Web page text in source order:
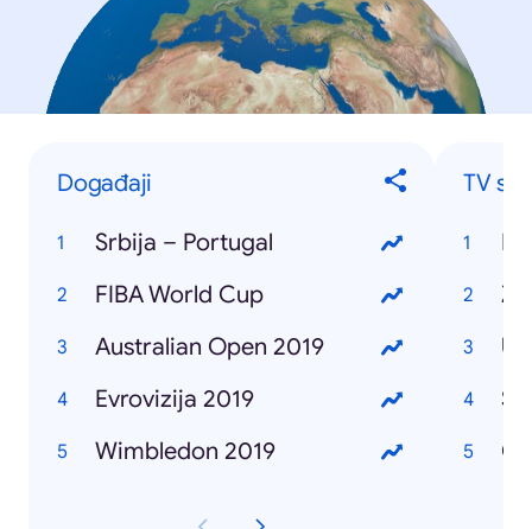
Događaji
Srbija – Portugal
FIBA World Cup
Australian Open 2019
Evrovizija 2019
Wimbledon 2019
TV